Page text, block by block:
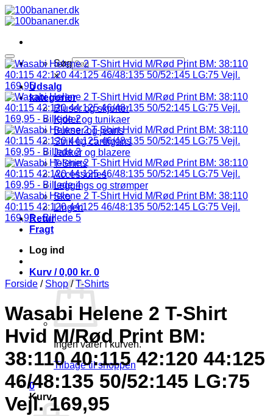
Fortsæt
til
Søg
×
Udsalg
kategorier
Bluser og skjorter
Kjoler og tunikaer
Bukser og jeans
Strik og cardigans
Jakker og blazere
T-Shirts
Accessories
Leggings og strømper
Sko
Lingeri
Retur
Fragt
Log ind
Kurv /0,00 kr. 0
Ingen varer i kurven.
Tilbage til shoppen
0
Kurv
Forside / Shop / T-Shirts
Wasabi Helene 2 T-Shirt
Hvid M/Rød Print BM:
38:110 40:115 42:120 44:125
46/48:135 50/52:145 LG:75
Vejl. 169,95